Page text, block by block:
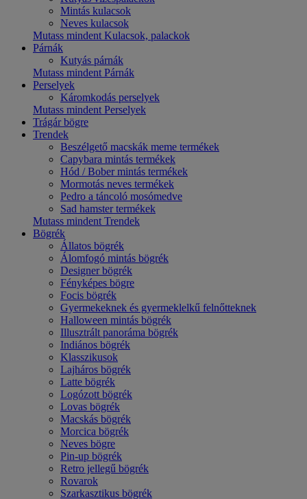
Mintás kulacsok
Neves kulacsok
Mutass mindent Kulacsok, palackok
Párnák
Kutyás párnák
Mutass mindent Párnák
Perselyek
Káromkodás perselyek
Mutass mindent Perselyek
Trágár bögre
Trendek
Beszélgető macskák meme termékek
Capybara mintás termékek
Hód / Bober mintás termékek
Mormotás neves termékek
Pedro a táncoló mosómedve
Sad hamster termékek
Mutass mindent Trendek
Bögrék
Állatos bögrék
Álomfogó mintás bögrék
Designer bögrék
Fényképes bögre
Focis bögrék
Gyermekeknek és gyermeklelkű felnőtteknek
Halloween mintás bögrék
Illusztrált panoráma bögrék
Indiános bögrék
Klasszikusok
Lajháros bögrék
Latte bögrék
Logózott bögrék
Lovas bögrék
Macskás bögrék
Morcica bögrék
Neves bögre
Pin-up bögrék
Retro jellegű bögrék
Rovarok
Szarkasztikus bögrék